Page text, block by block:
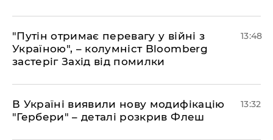
"Путін отримає перевагу у війні з
Україною", – колумніст Bloomberg
застеріг Захід від помилки
13:48
В Україні виявили нову модифікацію
"Гербери" – деталі розкрив Флеш
13:32